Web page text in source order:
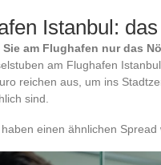
Istanbul:
Sie am Flughafen nur das
am Flughafen
reichen aus, um ins
sind.
einen ähnlichen